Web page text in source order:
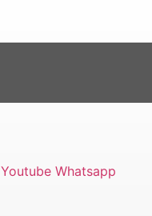
Youtube Whatsapp